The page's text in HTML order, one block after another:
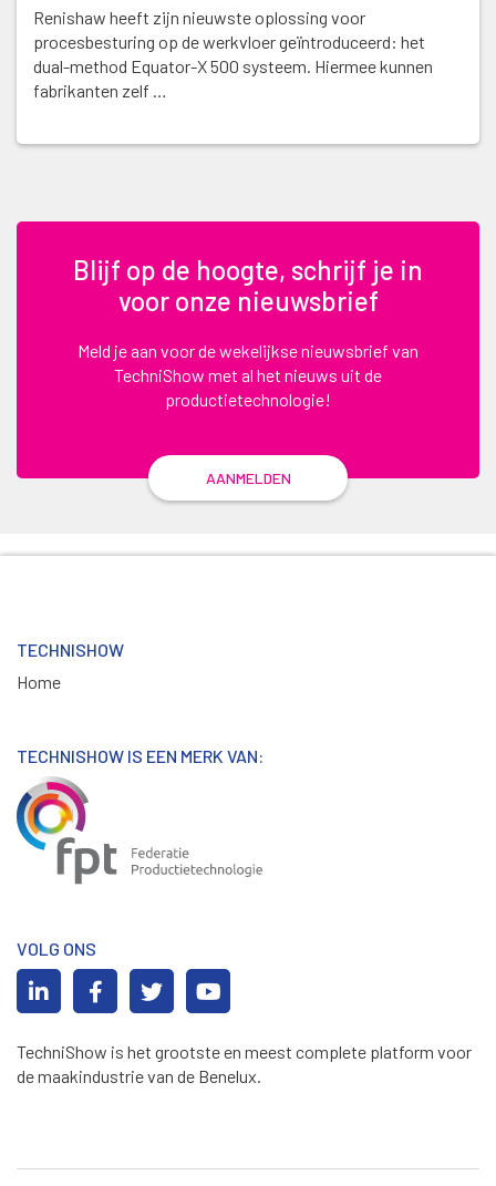
Renishaw heeft zijn nieuwste oplossing voor
procesbesturing op de werkvloer geïntroduceerd: het
dual-method Equator-X 500 systeem. Hiermee kunnen
fabrikanten zelf …
Blijf op de hoogte, schrijf je in
voor onze nieuwsbrief
Meld je aan voor de wekelijkse nieuwsbrief van
TechniShow met al het nieuws uit de
productietechnologie!
AANMELDEN
TECHNISHOW
Home
TECHNISHOW IS EEN MERK VAN:
VOLG ONS
TechniShow is het grootste en meest complete platform voor
de maakindustrie van de Benelux.